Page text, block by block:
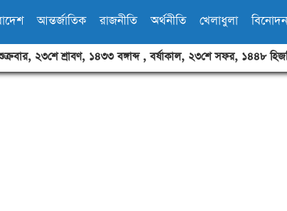
আন্তর্জাতিক রাজনীতি অর্থনীতি খেলাধুলা বিনোদন
, ২৩শে শ্রাবণ, ১৪৩৩ বঙ্গাব্দ,বর্ষাকাল, ২৩শে সফর, ১৪৪৮